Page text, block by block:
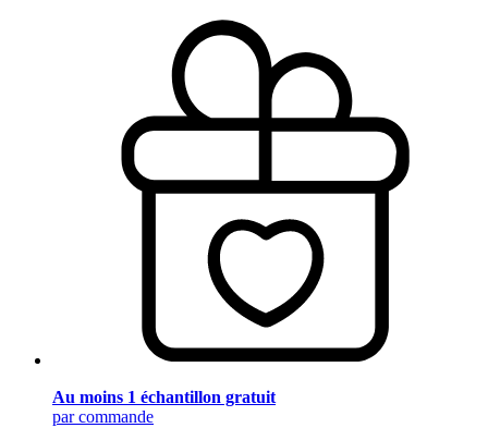
Au moins 1 échantillon gratuit
par commande